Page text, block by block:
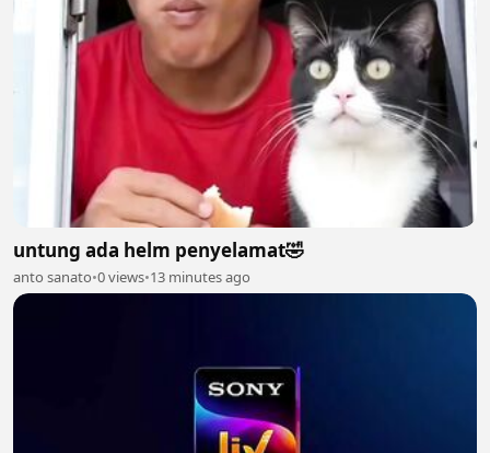
untung ada helm penyelamat🤣
anto sanato•0 views•13 minutes ago